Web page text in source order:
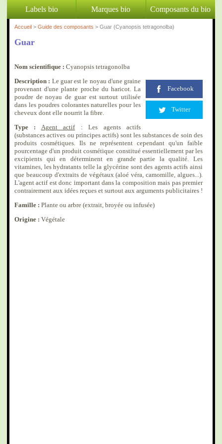
Labels bio Marques bio Composants du bio
Accueil > Guide des composants > Guar (Cyanopsis tetragonolba)
Guar
Nom scientifique : Cyanopsis tetragonolba
Facebook
Twitter
Description : Le guar est le noyau d'une graine
provenant d'une plante proche du haricot. La
poudre de noyau de guar est surtout utilisée
dans les poudres colorantes naturelles pour les
cheveux dont elle nourrit la fibre.
Type :
Agent actif: Les agents actifs
(substances actives ou principes actifs) sont les substances de soin des
produits cosmétiques. Ils ne représentent cependant qu'un faible
pourcentage d'un produit cosmétique constitué essentiellement par les
excipients qui en déterminent en grande partie la qualité. Les
vitamines, les hydratants telle la glycérine sont des agents actifs ainsi
que beaucoup d'extraits de végétaux (aloé véra, camomille, algues...).
L'agent actif est donc important dans la composition mais pas premier
contrairement aux idées reçues et surtout aux arguments publicitaires !
Famille : Plante ou arbre (extrait, broyée ou infusée)
Origine : Végétale